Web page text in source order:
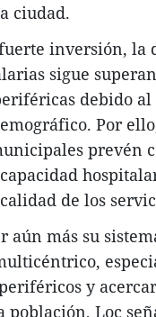
ciudad.
inversión, la
sigue
debido
Por
prevén
de los
aún más su
y
población, Loc